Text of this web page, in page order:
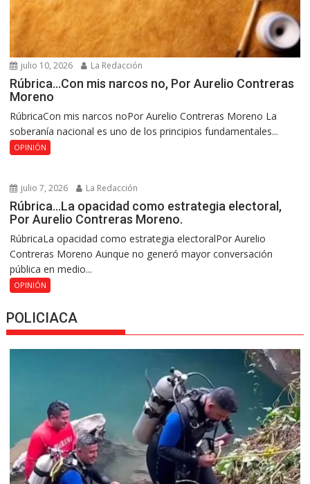
julio 10, 2026 La Redacción
Rúbrica…Con mis narcos no, Por Aurelio Contreras
Moreno
RúbricaCon mis narcos noPor Aurelio Contreras Moreno La
soberanía nacional es uno de los principios fundamentales...
OPINIÓN
julio 7, 2026 La Redacción
Rúbrica…La opacidad como estrategia electoral,
Por Aurelio Contreras Moreno.
RúbricaLa opacidad como estrategia electoralPor Aurelio
Contreras Moreno Aunque no generó mayor conversación
pública en medio...
OPINIÓN
POLICIACA